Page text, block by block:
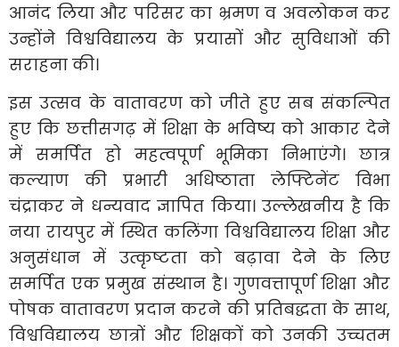
आनंद लिया और परिसर का भ्रमण व अवलोकन कर
उन्होंने विश्वविद्यालय के प्रयासों और सुविधाओं की
सराहना की।
इस उत्सव के वातावरण को जीते हुए सब संकल्पित
हुए कि छत्तीसगढ़ में शिक्षा के भविष्य को आकार देने
में समर्पित हो महत्वपूर्ण भूमिका निभाएंगे। छात्र
कल्याण की प्रभारी अधिष्ठाता लेफ्टिनेंट विभा
चंद्राकर ने धन्यवाद ज्ञापित किया। उल्लेखनीय है कि
नया रायपुर में स्थित कलिंगा विश्वविद्यालय शिक्षा और
अनुसंधान में उत्कृष्टता को बढ़ावा देने के लिए
समर्पित एक प्रमुख संस्थान है। गुणवत्तापूर्ण शिक्षा और
पोषक वातावरण प्रदान करने की प्रतिबद्धता के साथ,
विश्वविद्यालय छात्रों और शिक्षकों को उनकी उच्चतम